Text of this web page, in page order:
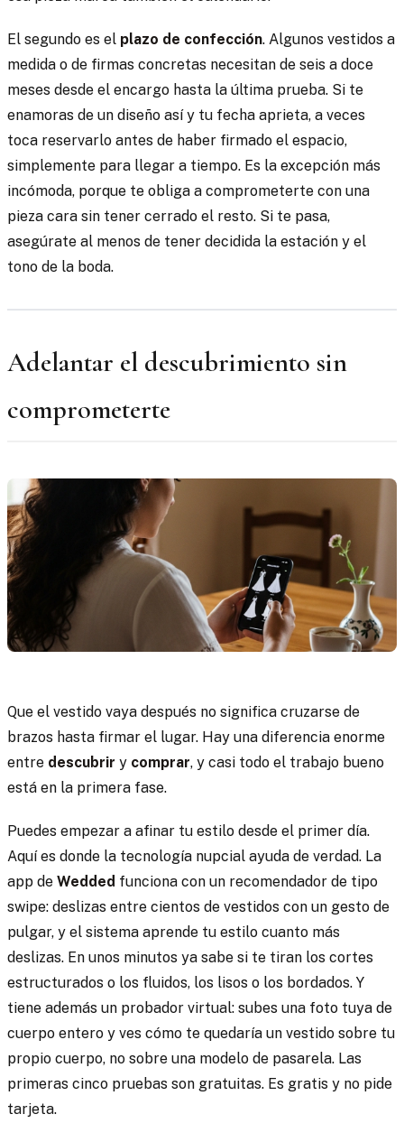
El segundo es el plazo de confección. Algunos vestidos a
medida o de firmas concretas necesitan de seis a doce
meses desde el encargo hasta la última prueba. Si te
enamoras de un diseño así y tu fecha aprieta, a veces
toca reservarlo antes de haber firmado el espacio,
simplemente para llegar a tiempo. Es la excepción más
incómoda, porque te obliga a comprometerte con una
pieza cara sin tener cerrado el resto. Si te pasa,
asegúrate al menos de tener decidida la estación y el
tono de la boda.
Adelantar el descubrimiento sin
comprometerte
Que el vestido vaya después no significa cruzarse de
brazos hasta firmar el lugar. Hay una diferencia enorme
entre descubrir y comprar, y casi todo el trabajo bueno
está en la primera fase.
Puedes empezar a afinar tu estilo desde el primer día.
Aquí es donde la tecnología nupcial ayuda de verdad. La
app de Wedded funciona con un recomendador de tipo
swipe: deslizas entre cientos de vestidos con un gesto de
pulgar, y el sistema aprende tu estilo cuanto más
deslizas. En unos minutos ya sabe si te tiran los cortes
estructurados o los fluidos, los lisos o los bordados. Y
tiene además un probador virtual: subes una foto tuya de
cuerpo entero y ves cómo te quedaría un vestido sobre tu
propio cuerpo, no sobre una modelo de pasarela. Las
primeras cinco pruebas son gratuitas. Es gratis y no pide
tarjeta.